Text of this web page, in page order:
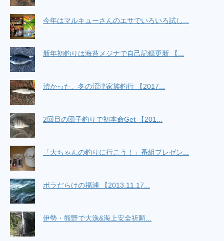
今年はマルキューさんのエサでいろいろ試し...
新年初釣りは海苔メジナで自己記録更新 【...
渋かった、冬の沼津家族釣行 【2017...
2回目の団子釣りで初本命Get 【201...
「大ちゃんの釣りに行こう！」番組プレゼン...
ボラだらけの福浦 【2013.11.17...
伊勢・熊野で大漁&海上安全祈願...